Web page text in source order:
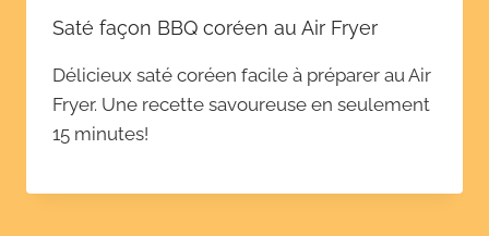
Saté façon BBQ coréen au Air Fryer
Délicieux saté coréen facile à préparer au Air
Fryer. Une recette savoureuse en seulement
15 minutes!